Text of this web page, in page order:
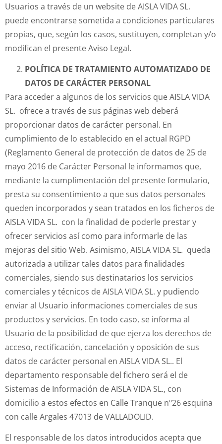
Usuarios a través de un website de AISLA VIDA SL.
puede encontrarse sometida a condiciones particulares
propias, que, según los casos, sustituyen, completan y/o
modifican el presente Aviso Legal.
POLÍTICA DE TRATAMIENTO AUTOMATIZADO DE
DATOS DE CARÁCTER PERSONAL
Para acceder a algunos de los servicios que AISLA VIDA
SL. ofrece a través de sus páginas web deberá
proporcionar datos de carácter personal. En
cumplimiento de lo establecido en el actual RGPD
(Reglamento General de protección de datos de 25 de
mayo 2016 de Carácter Personal le informamos que,
mediante la cumplimentación del presente formulario,
presta su consentimiento a que sus datos personales
queden incorporados y sean tratados en los ficheros de
AISLA VIDA SL. con la finalidad de poderle prestar y
ofrecer servicios así como para informarle de las
mejoras del sitio Web. Asimismo, AISLA VIDA SL. queda
autorizada a utilizar tales datos para finalidades
comerciales, siendo sus destinatarios los servicios
comerciales y técnicos de AISLA VIDA SL. y pudiendo
enviar al Usuario informaciones comerciales de sus
productos y servicios. En todo caso, se informa al
Usuario de la posibilidad de que ejerza los derechos de
acceso, rectificación, cancelación y oposición de sus
datos de carácter personal en AISLA VIDA SL.. El
departamento responsable del fichero será el de
Sistemas de Información de AISLA VIDA SL., con
domicilio a estos efectos en Calle Tranque nº26 esquina
con calle Argales 47013 de VALLADOLID.
El responsable de los datos introducidos acepta que